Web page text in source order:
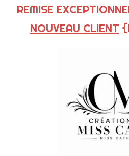
REMISE
NOUVEAU CLIENT